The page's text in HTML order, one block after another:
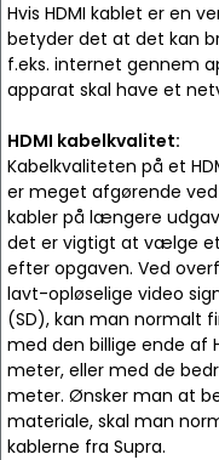
Hvis HDMI kablet er en
betyder det at det kan
f.eks. internet gennem
apparat skal have et
HDMI kabelkvalitet:
Kabelkvaliteten på et
er meget afgørende
kabler på længere
det er vigtigt at vælge
efter opgaven. Ved
lavt-opløselige video
(SD), kan man normalt
med den billige ende af
meter, eller med de
meter. Ønsker man at
materiale, skal man
kablerne fra Supra.